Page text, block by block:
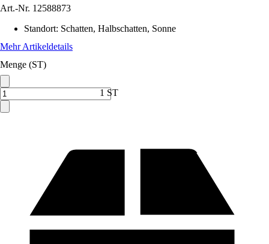
Art.-Nr. 12588873
Standort: Schatten, Halbschatten, Sonne
Mehr Artikeldetails
Menge (ST)
1 ST